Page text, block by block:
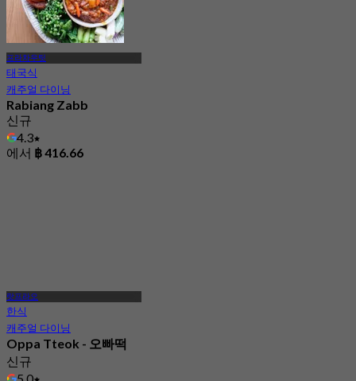
프라차우팃
태국식
캐주얼 다이닝
Rabiang Zabb
신규
4.3
에서 ฿ 416.66
랏프라오
한식
캐주얼 다이닝
Oppa Tteok - 오빠떡
신규
5.0